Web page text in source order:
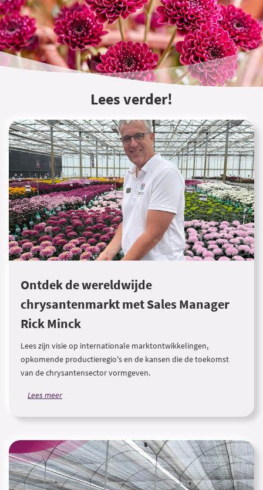
Lees verder!
Ontdek de wereldwijde
chrysantenmarkt met Sales Manager
Rick Minck
Lees zijn visie op internationale marktontwikkelingen,
opkomende productieregio's en de kansen die de toekomst
van de chrysantensector vormgeven.
Lees meer